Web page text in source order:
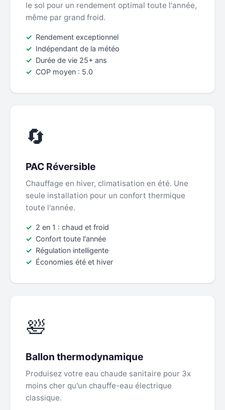
le sol pour un rendement optimal toute l'année,
même par grand froid.
Rendement exceptionnel
Indépendant de la météo
Durée de vie 25+ ans
COP moyen : 5.0
🔄
PAC Réversible
Chauffage en hiver, climatisation en été. Une
seule installation pour un confort thermique
toute l'année.
2 en 1 : chaud et froid
Confort toute l'année
Régulation intelligente
Économies été et hiver
🛀
Ballon thermodynamique
Produisez votre eau chaude sanitaire pour 3x
moins cher qu'un chauffe-eau électrique
classique.